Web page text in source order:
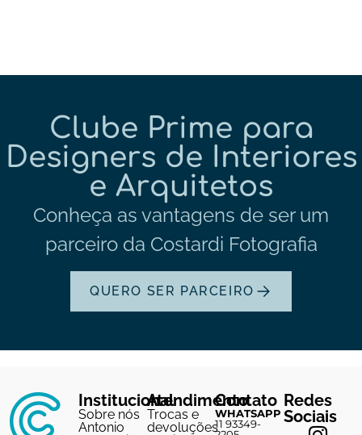
Clube Prime para
Designers de Interiores
e Arquitetos
Conheça as vantagens de ser um
parceiro da Costardi Fotografia
QUERO SER PARCEIRO
Institucional
Sobre nós
Antonio
Atendimento
Trocas e
devoluções
Contato
WHATSAPP
11 93349-
Redes
Sociais